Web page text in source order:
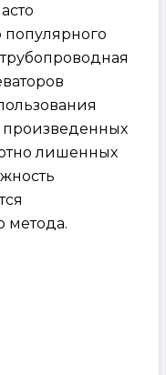
популярного
произведенных
лишенных
метода.